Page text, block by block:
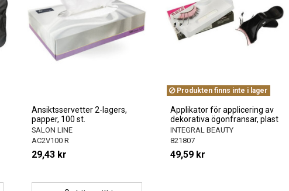
Ansiktsservetter 2-lagers,
papper, 100 st.
SALON LINE
AC2V100 R
29,43 kr
Produkten finns inte i lager
Applikator för applicering av
dekorativa ögonfransar, plast
INTEGRAL BEAUTY
821807
49,59 kr